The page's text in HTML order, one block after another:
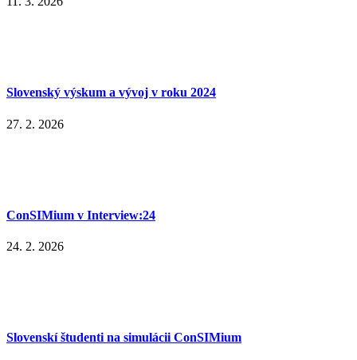
Slovenský výskum a vývoj v roku 2024
27. 2. 2026
ConSIMium v Interview:24
24. 2. 2026
Slovenskí študenti na simulácii ConSIMium